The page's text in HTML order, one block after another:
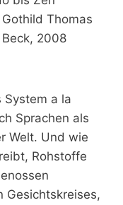
Thomas
2008
System a la
Sprachen als
Welt. Und wie
Rohstoffe
Gesichtskreises,